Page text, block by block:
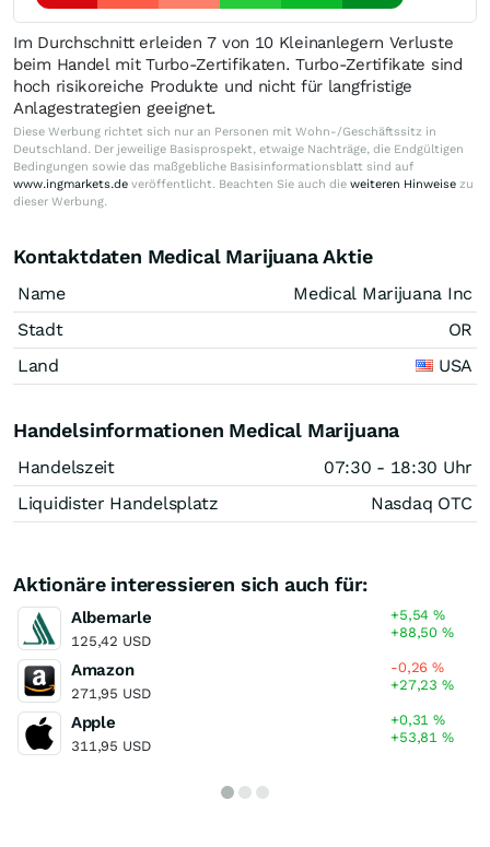
Im Durchschnitt erleiden 7 von 10 Kleinanlegern Verluste
beim Handel mit Turbo-Zertifikaten. Turbo-Zertifikate sind
hoch risikoreiche Produkte und nicht für langfristige
Anlagestrategien geeignet.
Diese Werbung richtet sich nur an Personen mit Wohn-/Geschäftssitz in
Deutschland. Der jeweilige Basisprospekt, etwaige Nachträge, die Endgültigen
Bedingungen sowie das maßgebliche Basisinformationsblatt sind auf
www.ingmarkets.de veröffentlicht. Beachten Sie auch die weiteren Hinweise zu
dieser Werbung.
Kontaktdaten Medical Marijuana Aktie
Name
Medical Marijuana Inc
Stadt
OR
Land
USA
Handelsinformationen Medical Marijuana
Handelszeit
07:30 - 18:30 Uhr
Liquidister Handelsplatz
Nasdaq OTC
Aktionäre interessieren sich auch für:
Albemarle
125,42 USD
+5,54%
+88,50%
Amazon
271,95 USD
-0,26%
+27,23%
Apple
311,95 USD
+0,31%
+53,81%